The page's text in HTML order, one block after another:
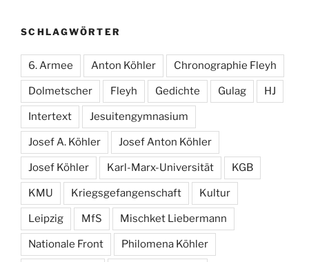
SCHLAGWÖRTER
6. Armee Anton Köhler Chronographie Fleyh
Dolmetscher Fleyh Gedichte Gulag HJ
Intertext Jesuitengymnasium
Josef A. Köhler Josef Anton Köhler
Josef Köhler Karl-Marx-Universität KGB
KMU Kriegsgefangenschaft Kultur
Leipzig MfS Mischket Liebermann
Nationale Front Philomena Köhler